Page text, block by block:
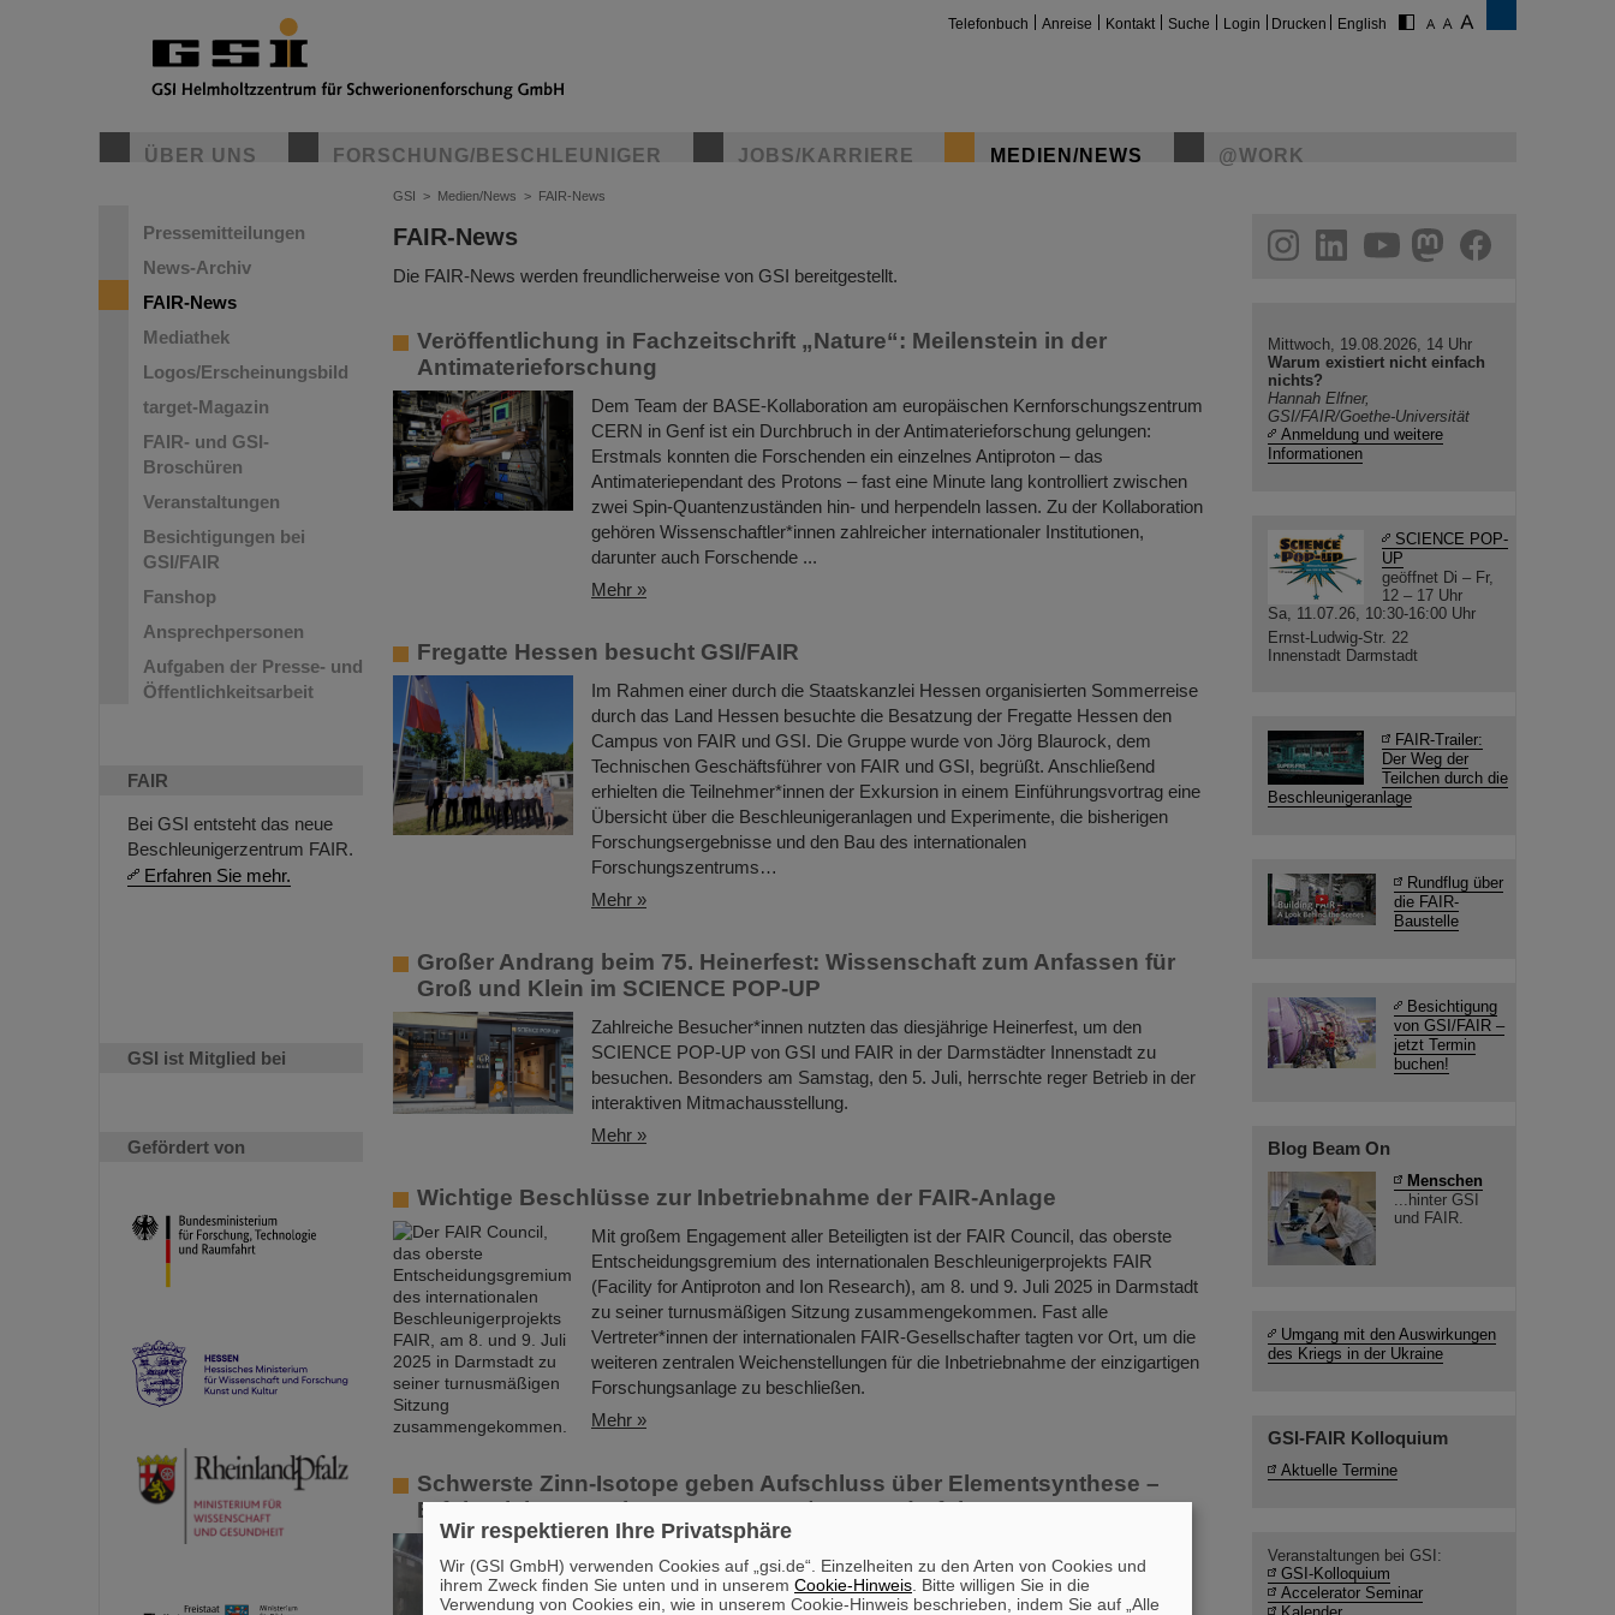
Telefonbuch Anreise Kontakt Suche Login Drucken English
ÜBER UNS FORSCHUNG/BESCHLEUNIGER JOBS/KARRIERE MEDIEN/NEWS @WORK
Pressemitteilungen
News-Archiv
FAIR-News
Mediathek
Logos/Erscheinungsbild
target-Magazin
FAIR- und GSI-
Broschüren
Veranstaltungen
Besichtigungen bei
GSI/FAIR
Fanshop
Ansprechpersonen
Aufgaben der Presse- und
Öffentlichkeitsarbeit
FAIR
Bei GSI entsteht das neue
Beschleunigerzentrum FAIR.
Erfahren Sie mehr.
GSI ist Mitglied bei
Gefördert von
GSI > Medien/News > FAIR-News
FAIR-News
Die FAIR-News werden freundlicherweise von GSI bereitgestellt.
Veröffentlichung in Fachzeitschrift „Nature“: Meilenstein in der
Antimaterieforschung
Dem Team der BASE-Kollaboration am europäischen Kernforschungszentrum
CERN in Genf ist ein Durchbruch in der Antimaterieforschung gelungen:
Erstmals konnten die Forschenden ein einzelnes Antiproton – das
Antimateriependant des Protons – fast eine Minute lang kontrolliert zwischen
zwei Spin-Quantenzuständen hin- und herpendeln lassen. Zu der Kollaboration
gehören Wissenschaftler*innen zahlreicher internationaler Institutionen,
darunter auch Forschende ...
Mehr »
Fregatte Hessen besucht GSI/FAIR
Im Rahmen einer durch die Staatskanzlei Hessen organisierten Sommerreise
durch das Land Hessen besuchte die Besatzung der Fregatte Hessen den
Campus von FAIR und GSI. Die Gruppe wurde von Jörg Blaurock, dem
Technischen Geschäftsführer von FAIR und GSI, begrüßt. Anschließend
erhielten die Teilnehmer*innen der Exkursion in einem Einführungsvortrag eine
Übersicht über die Beschleunigeranlagen und Experimente, die bisherigen
Forschungsergebnisse und den Bau des internationalen
Forschungszentrums…
Mehr »
Großer Andrang beim 75. Heinerfest: Wissenschaft zum Anfassen für
Groß und Klein im SCIENCE POP-UP
Zahlreiche Besucher*innen nutzten das diesjährige Heinerfest, um den
SCIENCE POP-UP von GSI und FAIR in der Darmstädter Innenstadt zu
besuchen. Besonders am Samstag, den 5. Juli, herrschte reger Betrieb in der
interaktiven Mitmachausstellung.
Mehr »
Wichtige Beschlüsse zur Inbetriebnahme der FAIR-Anlage
Mit großem Engagement aller Beteiligten ist der FAIR Council, das oberste
Entscheidungsgremium des internationalen Beschleunigerprojekts FAIR
(Facility for Antiproton and Ion Research), am 8. und 9. Juli 2025 in Darmstadt
zu seiner turnusmäßigen Sitzung zusammengekommen. Fast alle
Vertreter*innen der internationalen FAIR-Gesellschafter tagten vor Ort, um die
weiteren zentralen Weichenstellungen für die Inbetriebnahme der einzigartigen
Forschungsanlage zu beschließen.
Mehr »
Schwerste Zinn-Isotope geben Aufschluss über Elementsynthese –
Erfolgreiche Experimente unter GSI/FAIR-Federführung
Ein internationales Forschungsteam unter Federführung von
Wissenschaftler*innen von GSI/FAIR in Darmstadt hat in Messungen am
kanadischen Forschungszentrum TRIUMF in Vancouver die r-Prozess-
helmholtz.social
facebook
Mittwoch, 19.08.2026, 14 Uhr
Warum existiert nicht einfach
nichts?
Hannah Elfner,
GSI/FAIR/Goethe-Universität
Anmeldung und weitere
Informationen
SCIENCE POP-
UP
geöffnet Di – Fr,
12 – 17 Uhr
Sa, 11.07.26, 10:30-16:00 Uhr
Ernst-Ludwig-Str. 22
Innenstadt Darmstadt
FAIR-Trailer:
Der Weg der
Teilchen durch die
Beschleunigeranlage
Rundflug über
die FAIR-
Baustelle
Besichtigung
von GSI/FAIR –
jetzt Termin
buchen!
Blog Beam On
Menschen
...hinter GSI
und FAIR.
Umgang mit den Auswirkungen
des Kriegs in der Ukraine
GSI-FAIR Kolloquium
Aktuelle Termine
Veranstaltungen bei GSI:
GSI-Kolloquium
Accelerator Seminar
Wir respektieren Ihre Privatsphäre
Wir (GSI GmbH) verwenden Cookies auf „gsi.de“. Einzelheiten zu den Arten von Cookies und
ihrem Zweck finden Sie unten und in unserem Cookie-Hinweis . Bitte willigen Sie in die
Verwendung von Cookies ein, wie in unserem Cookie-Hinweis beschrieben, indem Sie auf „Alle